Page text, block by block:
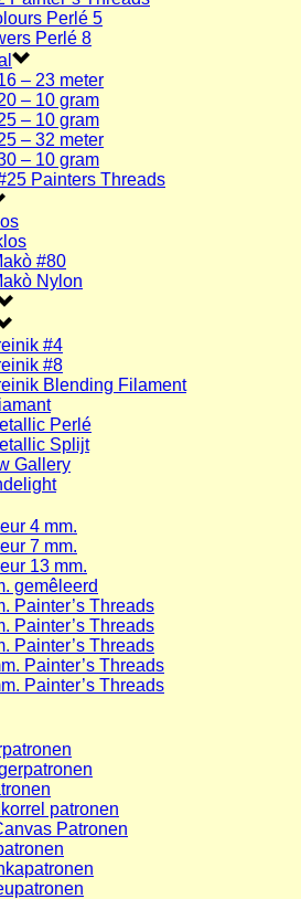
Perlé 5
Perlé 8
– 23 meter
– 10 gram
– 10 gram
– 32 meter
– 10 gram
Painters Threads
#80
Nylon
#4
#8
Blending Filament
Perlé
Splijt
Gallery
4 mm.
7 mm.
13 mm.
gemêleerd
Painter’s Threads
Painter’s Threads
Painter’s Threads
Painter’s Threads
Painter’s Threads
patronen
Patronen